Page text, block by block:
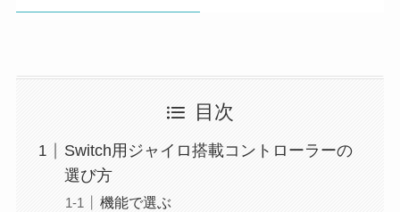
目次
Switch用ジャイロ搭載コントローラーの
選び方
機能で選ぶ